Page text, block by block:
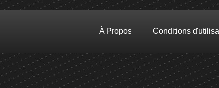
À Propos Conditions